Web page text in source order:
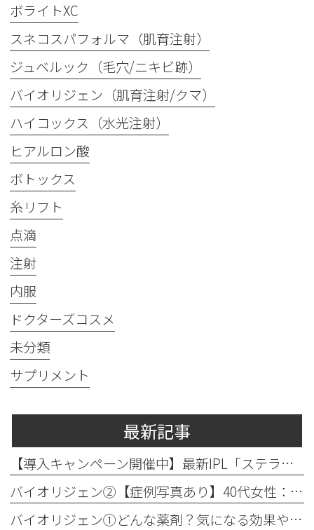
ボライトXC
スネコスパフォルマ（肌育注射）
ジュベルック（毛穴/ニキビ跡）
バイオリジェン（肌育注射/クマ）
ハイコックス（水光注射）
ヒアルロン酸
ボトックス
糸リフト
点滴
注射
内服
ドクターズコスメ
未分類
サプリメント
最新記事
【導入キャンペーン開催中】最新IPL「ステラM22」で透明感のある素肌へ
バイオリジェン②【症例写真あり】40代女性：目元の小じわ改善
バイオリジェン①どんな薬剤？気になる効果やダウンタイムについて解説